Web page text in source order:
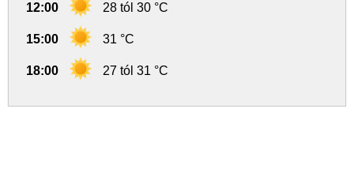
12:00 28 tól 30 °C
15:00 31 °C
18:00 27 tól 31 °C